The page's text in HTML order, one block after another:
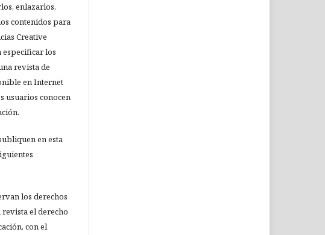
enlazarlos,
contenidos para
Creative
los
revista de
en Internet
usuarios conocen
en esta
los derechos
revista el derecho
con el